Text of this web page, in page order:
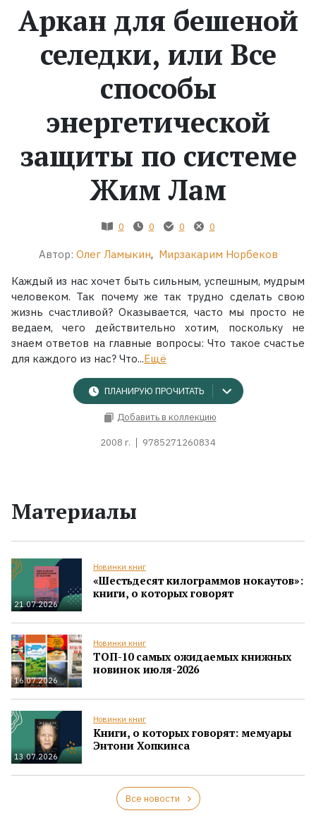
Коллекции
Аркан для бешеной
селедки, или Все
способы
энергетической
защиты по системе
Жим Лам
0 0 0 0
Автор: Олег Ламыкин, Мирзакарим Норбеков
Каждый из нас хочет быть сильным, успешным, мудрым
человеком. Так почему же так трудно сделать свою
жизнь счастливой? Оказывается, часто мы просто не
ведаем, чего действительно хотим, поскольку не
знаем ответов на главные вопросы: Что такое счастье
для каждого из нас? Что...Ещё
ПЛАНИРУЮ ПРОЧИТАТЬ
Добавить в коллекцию
2008 г. 9785271260834
Материалы
21.07.2026
Новинки книг
«Шестьдесят килограммов нокаутов»:
книги, о которых говорят
16.07.2026
Новинки книг
ТОП-10 самых ожидаемых книжных
новинок июля-2026
13.07.2026
Новинки книг
Книги, о которых говорят: мемуары
Энтони Хопкинса
Все новости